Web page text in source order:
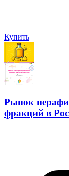
Купить
Рынок
фракций в